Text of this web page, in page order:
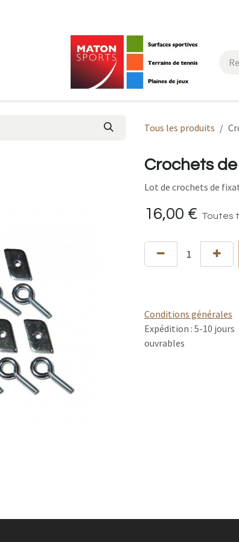
Tous les produits
Crochets
Lot de crochets de
16,00 € Toutes
Conditions générales
Expédition : 5-10 jours
ouvrables